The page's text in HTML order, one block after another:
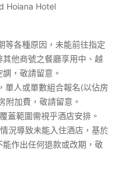
Hoiana Hotel
等各種原因，未能前往指定
他商號之餐廳享用中、越
，敬請留意。
單人或單數組合報名(以佔房
附加費，敬請留意。
蓋範圍需視乎酒店安排。
況導致未能入住酒店，基於
作出任何退款或改期，敬